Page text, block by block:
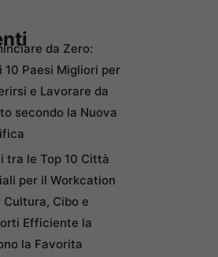
da Zero:
10 Paesi Migliori per
e Lavorare da
secondo la Nuova
tra le Top 10 Città
per il Workcation
Cultura, Cibo e
Efficiente la
la Favorita